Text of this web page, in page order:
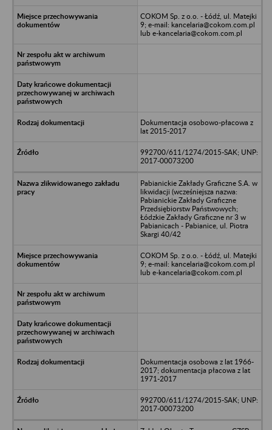
COKOM Sp. z o.o. - Łódź, ul. Matejki
9; e-mail: kancelaria@cokom.com.pl
lub e-kancelaria@cokom.com.pl
Dokumentacja osobowo-płacowa z
lat 2015-2017
992700/611/1274/2015-SAK; UNP:
2017-00073200
Pabianickie Zakłady Graficzne S.A. w
likwidacji (wcześniejsza nazwa:
Pabianickie Zakłady Graficzne
Przedsiębiorstw Państwowych;
Łódzkie Zakłady Graficzne nr 3 w
Pabianicach - Pabianice, ul. Piotra
Skargi 40/42
COKOM Sp. z o.o. - Łódź, ul. Matejki
9; e-mail: kancelaria@cokom.com.pl
lub e-kancelaria@cokom.com.pl
Dokumentacja osobowa z lat 1966-
2017; dokumentacja płacowa z lat
1971-2017
992700/611/1274/2015-SAK; UNP:
2017-00073200